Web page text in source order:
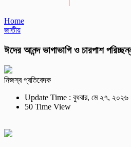
Home
জাতীয়
ঈদের আনন্দ ভাগাভাগি ও চারপাশ
নিজস্ব প্রতিবেদক
Update Time : বুধবার, মে ২৭, ২০২৬
50 Time View